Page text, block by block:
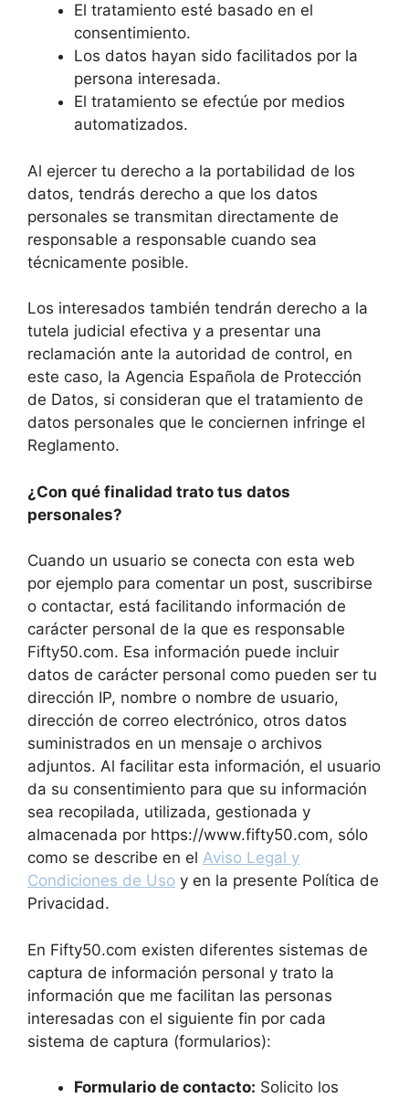
El tratamiento esté basado en el
consentimiento.
Los datos hayan sido facilitados por la
persona interesada.
El tratamiento se efectúe por medios
automatizados.
Al ejercer tu derecho a la portabilidad de los
datos, tendrás derecho a que los datos
personales se transmitan directamente de
responsable a responsable cuando sea
técnicamente posible.
Los interesados también tendrán derecho a la
tutela judicial efectiva y a presentar una
reclamación ante la autoridad de control, en
este caso, la Agencia Española de Protección
de Datos, si consideran que el tratamiento de
datos personales que le conciernen infringe el
Reglamento.
¿Con qué finalidad trato tus datos
personales?
Cuando un usuario se conecta con esta web
por ejemplo para comentar un post, suscribirse
o contactar, está facilitando información de
carácter personal de la que es responsable
Fifty50.com. Esa información puede incluir
datos de carácter personal como pueden ser tu
dirección IP, nombre o nombre de usuario,
dirección de correo electrónico, otros datos
suministrados en un mensaje o archivos
adjuntos. Al facilitar esta información, el usuario
da su consentimiento para que su información
sea recopilada, utilizada, gestionada y
almacenada por https://www.fifty50.com, sólo
como se describe en el Aviso Legal y
Condiciones de Uso y en la presente Política de
Privacidad.
En Fifty50.com existen diferentes sistemas de
captura de información personal y trato la
información que me facilitan las personas
interesadas con el siguiente fin por cada
sistema de captura (formularios):
Formulario de contacto: Solicito los